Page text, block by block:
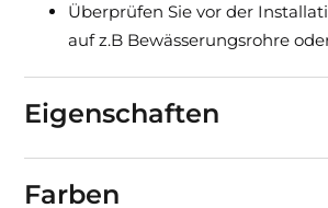
Überprüfen Sie vor der
auf z.B Bewässerungsrohre
Eigenschaften
Farben